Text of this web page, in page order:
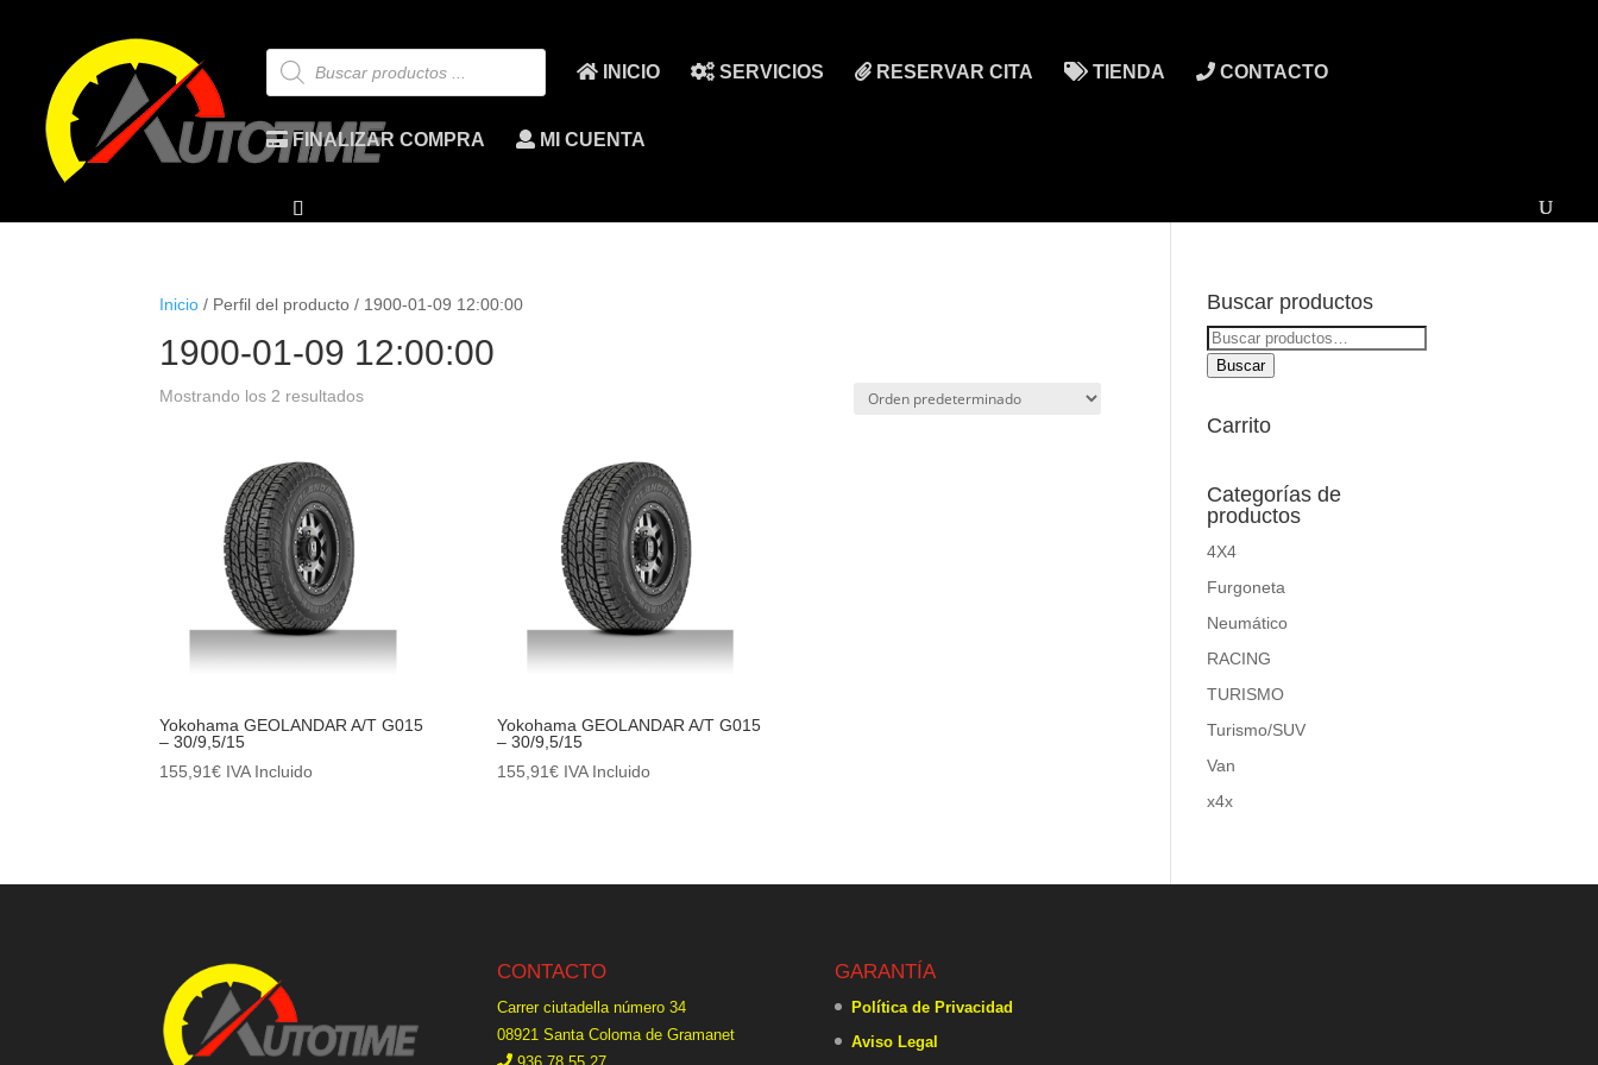
Búsqueda
de
productos
INICIO SERVICIOS RESERVAR CITA TIENDA CONTACTO
FINALIZAR COMPRA MI CUENTA
Inicio / Perfil del producto / 1900-01-09 12:00:00
1900-01-09 12:00:00
Mostrando los 2 resultados
Yokohama GEOLANDAR A/T G015
– 30/9,5/15
155,91€ IVA Incluido
Yokohama GEOLANDAR A/T G015
– 30/9,5/15
155,91€ IVA Incluido
Buscar productos
Buscar
por:
Buscar
Carrito
Categorías de
productos
4X4
Furgoneta
Neumático
RACING
TURISMO
Turismo/SUV
Van
x4x
CONTACTO
Carrer ciutadella número 34
08921 Santa Coloma de Gramanet
936 78 55 27
GARANTÍA
Política de Privacidad
Aviso Legal